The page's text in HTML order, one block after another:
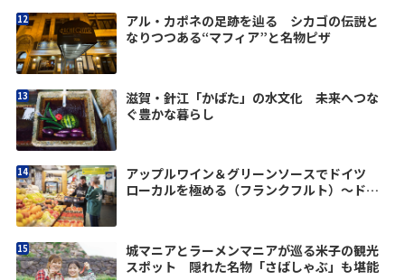
アル・カポネの足跡を辿る シカゴの伝説と
なりつつある“マフィア”と名物ピザ
滋賀・針江「かばた」の水文化 未来へつな
ぐ豊かな暮らし
アップルワイン＆グリーンソースでドイツ
ローカルを極める（フランクフルト）〜ドイ
城マニアとラーメンマニアが巡る米子の観光
スポット 隠れた名物「さばしゃぶ」も堪能